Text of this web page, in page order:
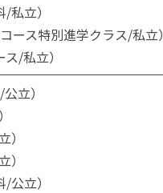
立）
ース特別進学クラス/私立）
/私立）
立）
立）